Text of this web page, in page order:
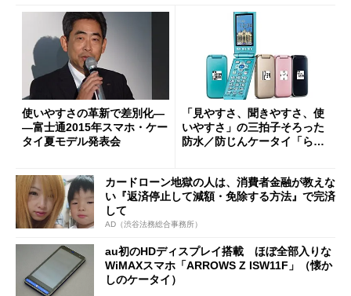
使いやすさの革新で差別化―
―富士通2015年スマホ・ケー
タイ夏モデル発表会
「見やすさ、聞きやすさ、使
いやすさ」の三拍子そろった
防水／防じんケータイ「らく
カードローン地獄の人は、消費者金融が教えな
い『返済停止して減額・免除する方法』で完済
して
AD（渋谷法務総合事務所）
au初のHDディスプレイ搭載 ほぼ全部入りな
WiMAXスマホ「ARROWS Z ISW11F」（懐か
しのケータイ）